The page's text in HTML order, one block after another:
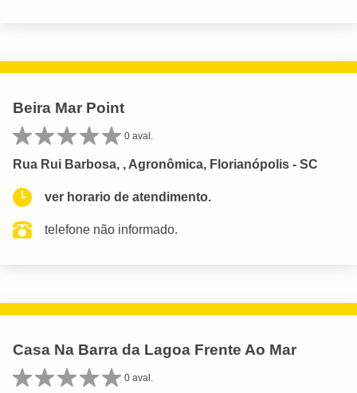
Beira Mar Point
0 aval.
Rua Rui Barbosa, , Agronômica, Florianópolis - SC
ver horario de atendimento.
telefone não informado.
Casa Na Barra da Lagoa Frente Ao Mar
0 aval.